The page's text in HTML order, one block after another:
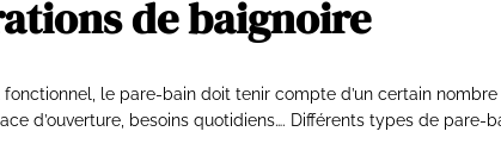
de baignoire
fonctionnel, le pare-bain doit tenir compte d’un certain
d’ouverture, besoins quotidiens…. Différents types de